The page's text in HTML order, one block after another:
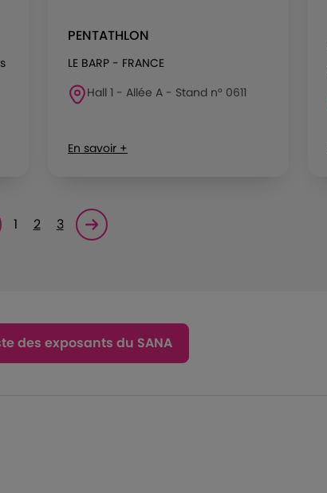
PENTATHLON
LE BARP - FRANCE
Hall 1 - Allée A - Stand n° 0611
En savoir +
précédente
1 2 3 Page suivante<
des exposants du SANA